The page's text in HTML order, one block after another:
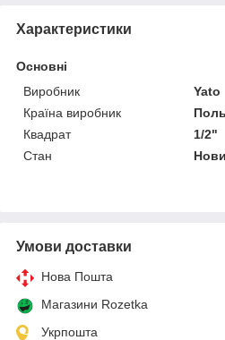
Характеристики
Основні
Виробник
Yato
Країна виробник
Квадрат
1/2"
Стан
Умови доставки
Нова Пошта
Магазини Rozetka
Укрпошта